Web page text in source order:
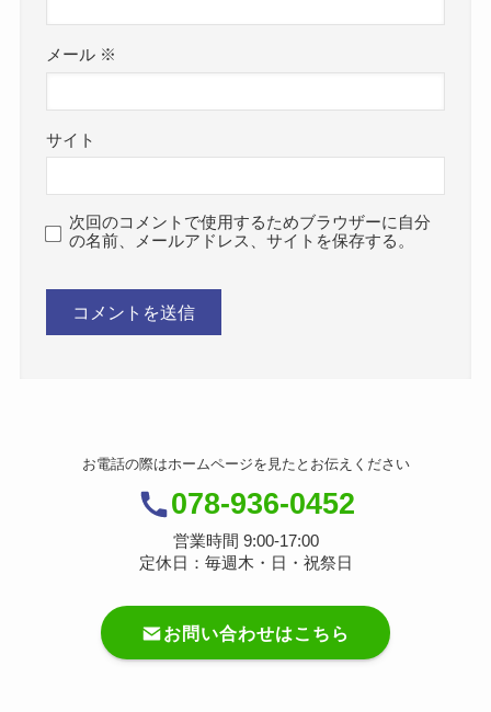
メール ※
サイト
次回のコメントで使用するためブラウザーに自分
の名前、メールアドレス、サイトを保存する。
お電話の際はホームページを見たとお伝えください
078-936-0452
営業時間 9:00-17:00
定休日：毎週木・日・祝祭日
お問い合わせはこちら